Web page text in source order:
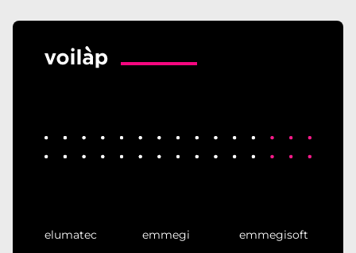
elumatec emmegi
emmegisoft